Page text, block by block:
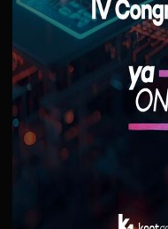
Aprende a
Puedes empezar
las videoclases al